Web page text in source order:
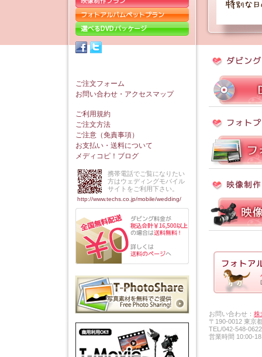
お問い合わせ： 株
〒190-0012 東京
TEL/042-548-
営業時間 10:00-
ご注文フォーム
お問い合わせ・アクセスマップ
ご利用規約
ご注文方法
ご注意（免責事項）
お支払い・送料について
メディコピ！ブログ
携帯電話でご覧になりたい
方はウェディングモバイル
サイトをご利用下さい。
http://www.techs.co.jp/mobile/wedding/